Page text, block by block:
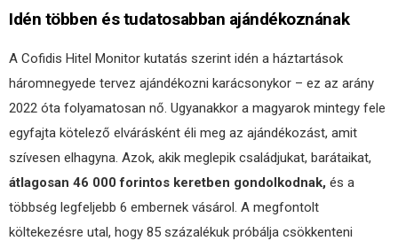
Idén többen és tudatosabban ajándékoznának
A Cofidis Hitel Monitor kutatás szerint idén a háztartások
háromnegyede tervez ajándékozni karácsonykor – ez az arány
2022 óta folyamatosan nő. Ugyanakkor a magyarok mintegy fele
egyfajta kötelező elvárásként éli meg az ajándékozást, amit
szívesen elhagyna. Azok, akik meglepik családjukat, barátaikat,
átlagosan 46 000 forintos keretben gondolkodnak, és a
többség legfeljebb 6 embernek vásárol. A megfontolt
költekezésre utal, hogy 85 százalékuk próbálja csökkenteni